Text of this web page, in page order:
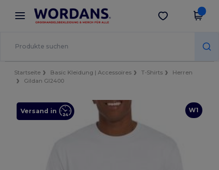
× Wordans App
Bessere Preise in der App!
App holen
Startseite Basic Kleidung | Accessoires T-Shirts
Herren
Gildan GI2400
W1
Versand in